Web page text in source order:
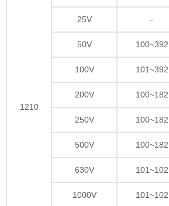
1210
25V -
50V 100~392
100V 101~392
200V 100~182
250V 100~182
500V 100~182
630V 101~102
1000V 101~102